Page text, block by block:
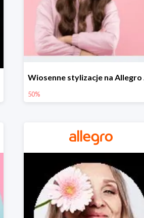
50%